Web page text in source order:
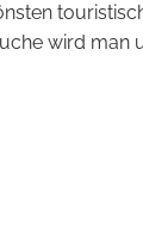
wird man